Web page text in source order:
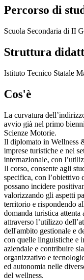
Percorso di
Scuola Secondaria di II
Struttura
Istituto Tecnico Statale
Cos'è
La curvatura
avvio già nel primo
Scienze Motorie.
Il diplomato in Wellness
imprese turistiche e nel
internazionale, con
Il corso, consente agli
specifica, con l’obiettivo
possano incidere
valorizzando gli aspetti
territorio e rispondendo
domanda turistica
attraverso l’utilizzo
dell'ambito gestionale e
con quelle linguistiche e
aziendale e contribuire
organizzativo e
ed autonomia nelle
del wellness.